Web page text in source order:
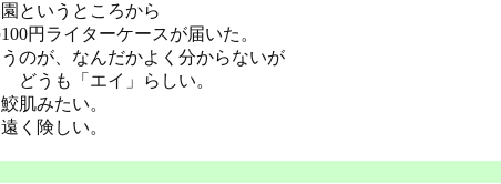
というところから
円ライターケースが届いた。
のが、なんだかよく分からないが
どうも「エイ」らしい。
肌みたい。
く険しい。